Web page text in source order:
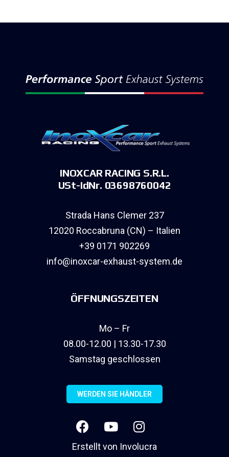
INOXCAR RACING S.R.L.
USt-IdNr. 03698760042
Strada Hans Clemer 237
12020 Roccabruna (CN) – Italien
+39 0171 902269
info@inoxcar-exhaust-system.de
ÖFFNUNGSZEITEN
Mo – Fr
08.00-12.00 | 13.30-17.30
Samstag geschlossen
WERDEN SIE HÄNDLER
Erstellt von Involucra